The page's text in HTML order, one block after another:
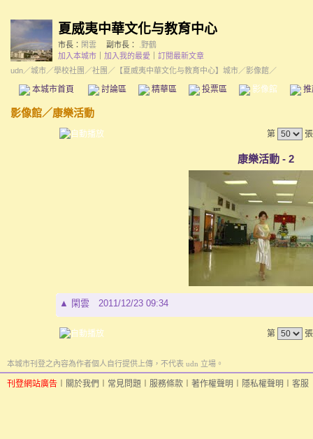
夏威夷中華文化与教育中心
市長： 閑雲 副市長：
.野鶴
加入本城市
加入我的最愛
訂閱最新文章
udn／城市／學校社團 ／社團 ／ 【夏威夷中華文化与教育中心】城市／影像館／
本城市首頁 討論區 精華區 投票區 影像館
影像館／康樂活動
第
康樂活動 - 2
▲ 閑雲 2011/12/23 09:34
第
本城市刊登之內容為作者個人自行提供上傳，不代表 udn 立場。
刊登網站廣告 關於我們 常見問題 服務條款 著作權聲明 隱私權聲明 客服